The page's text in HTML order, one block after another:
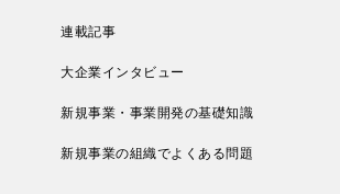
連載記事
大企業インタビュー
新規事業・事業開発の基礎知識
新規事業の組織でよくある問題